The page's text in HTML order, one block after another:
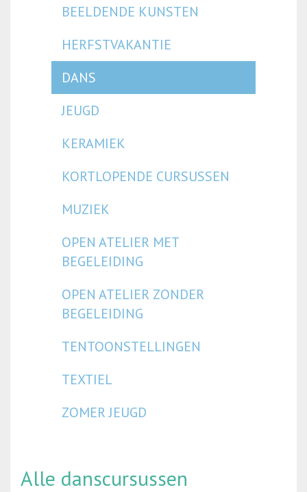
BEELDENDE KUNSTEN
HERFSTVAKANTIE
DANS
JEUGD
KERAMIEK
KORTLOPENDE CURSUSSEN
MUZIEK
OPEN ATELIER MET
BEGELEIDING
OPEN ATELIER ZONDER
BEGELEIDING
TENTOONSTELLINGEN
TEXTIEL
ZOMER JEUGD
Alle danscursussen